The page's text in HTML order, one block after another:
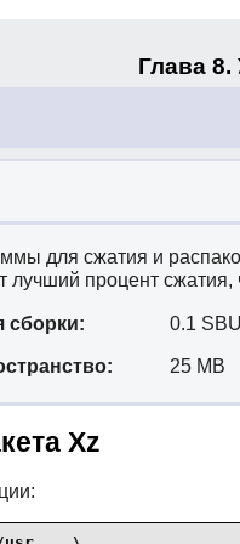
Глава 8.
для сжатия и
лучший процент
сборки: 0.1 SBU
25 MB
Xz